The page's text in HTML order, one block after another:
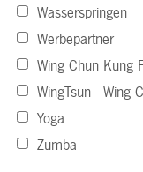
Wasserspringen
Werbepartner
Wing Chun Kung
WingTsun - Wing
Yoga
Zumba